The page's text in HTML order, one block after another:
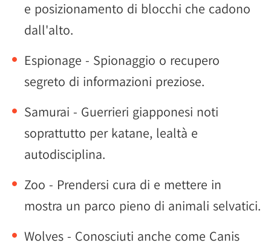
e posizionamento di blocchi che cadono
dall'alto.
Espionage - Spionaggio o recupero
segreto di informazioni preziose.
Samurai - Guerrieri giapponesi noti
soprattutto per katane, lealtà e
autodisciplina.
Zoo - Prendersi cura di e mettere in
mostra un parco pieno di animali selvatici.
Wolves - Conosciuti anche come Canis